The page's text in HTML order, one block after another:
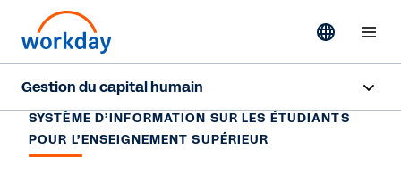
Gestion du capital humain
Survol
SYSTÈME D’INFORMATION SUR LES ÉTUDIANTS
POUR L’ENSEIGNEMENT SUPÉRIEUR